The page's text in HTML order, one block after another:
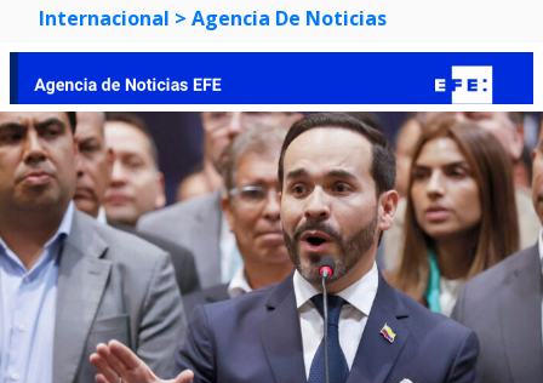
Internacional > Agencia De Noticias